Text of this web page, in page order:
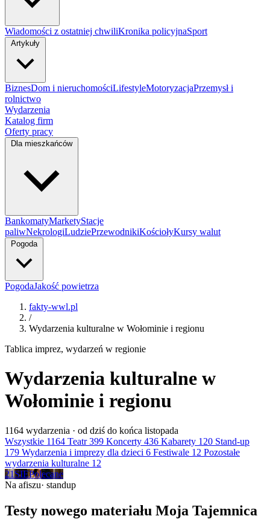
Wiadomości z ostatniej chwiliKronika policyjnaSport
Artykuły
BiznesDom i nieruchomościLifestyleMotoryzacjaPrzemysł i
rolnictwo
Wydarzenia
Katalog firm
Oferty pracy
Dla mieszkańców
BankomatyMarketyStacje
paliwNekrologiLudziePrzewodnikiKościołyKursy walut
Pogoda
PogodaJakość powietrza
fakty-wwl.pl
/
Wydarzenia kulturalne w Wołominie i regionu
Tablica imprez, wydarzeń w regionie
Wydarzenia kulturalne w
Wołominie i regionu
1164 wydarzenia · od dziś do końca listopada
Wszystkie 1164 Teatr399 Koncerty 436 Kabarety 120 Stand-up
179 Wydarzenia i imprezy dla dzieci 6 Festiwale 12 Pozostałe
wydarzenia kulturalne 12
21 SIEPolecane
Na afiszu· standup
Testy nowego materiału Moja Tajemnica